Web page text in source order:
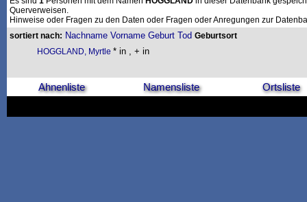
Querverweisen.
Hinweise oder Fragen zu den Daten oder Fragen oder Anregungen zur
sortiert nach: Nachname Vorname Geburt Tod Geburtsort
HOGGLAND, Myrtle * in , + in
Ahnenliste Namensliste Ortsliste